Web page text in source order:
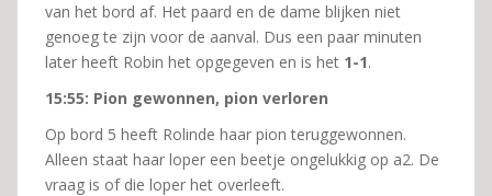
van het bord af. Het paard en de dame blijken niet
genoeg te zijn voor de aanval. Dus een paar minuten
later heeft Robin het opgegeven en is het 1-1.
15:55: Pion gewonnen, pion verloren
Op bord 5 heeft Rolinde haar pion teruggewonnen.
Alleen staat haar loper een beetje ongelukkig op a2. De
vraag is of die loper het overleeft.